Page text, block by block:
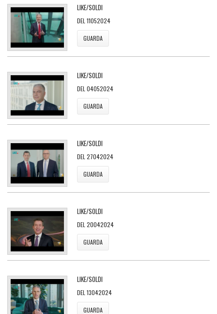
LIKE/SOLDI
DEL 11052024
GUARDA
LIKE/SOLDI
DEL 04052024
GUARDA
LIKE/SOLDI
DEL 27042024
GUARDA
LIKE/SOLDI
DEL 20042024
GUARDA
LIKE/SOLDI
DEL 13042024
GUARDA